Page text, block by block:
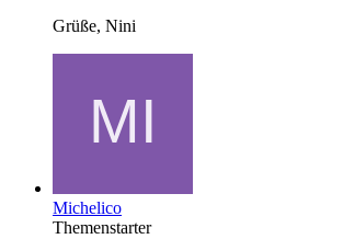
Grüße, Nini
Michelico
Themenstarter